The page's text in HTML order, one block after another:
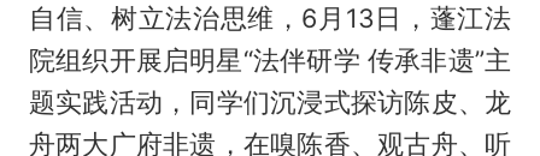
自信、树立法治思维，6月13日，蓬江法
院组织开展启明星“法伴研学 传承非遗”主
题实践活动，同学们沉浸式探访陈皮、龙
舟两大广府非遗，在嗅陈香、观古舟、听